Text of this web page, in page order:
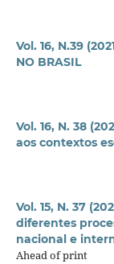
Vol. 16, N.39
NO BRASIL
Vol. 16, N. 38
aos contextos
Vol. 15, N. 37
diferentes
nacional e
Ahead of print